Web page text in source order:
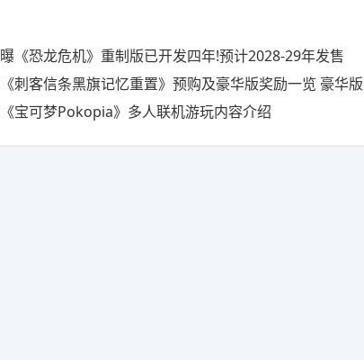
曝《恐龙危机》重制版已开发四年!预计2028-29年发售
《刺客信条黑旗记忆重置》预购及豪华版奖励一览 豪华版有什么
《宝可梦Pokopia》多人联机游玩内容介绍